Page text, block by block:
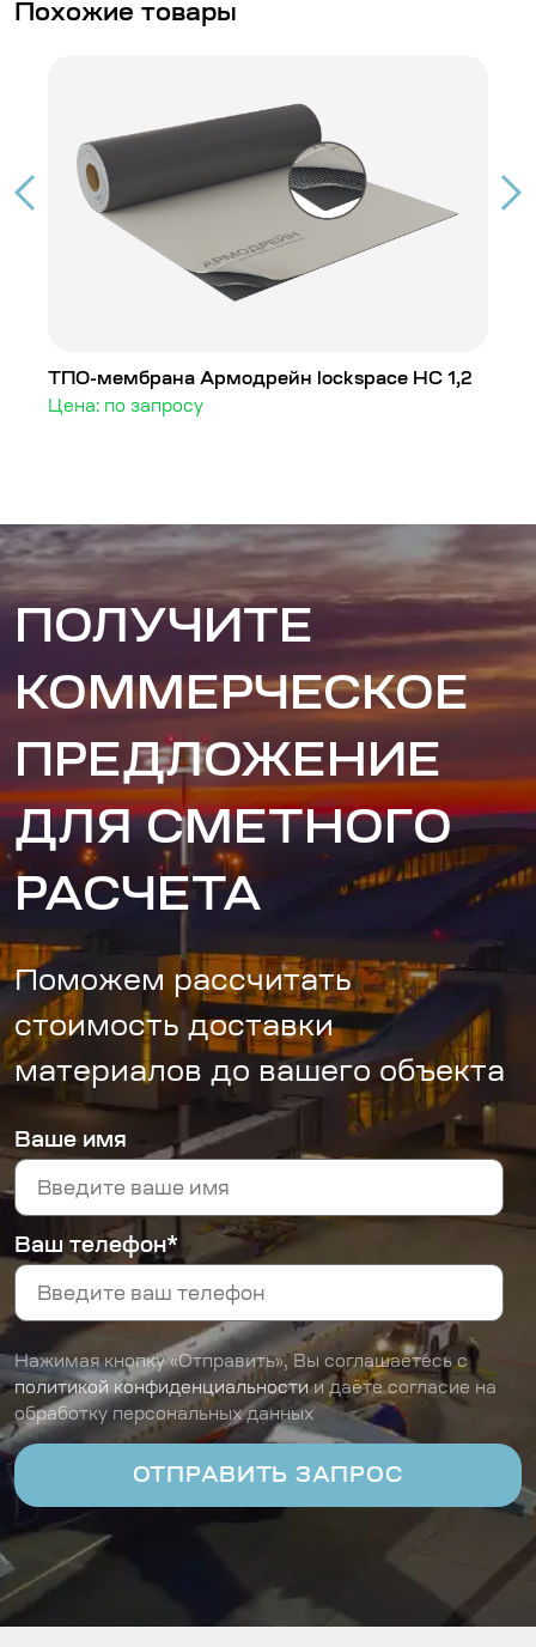
Похожие товары
ТПО-мембрана Армодрейн lockspace HC 1,2
Цена: по запросу
ПОЛУЧИТЕ
КОММЕРЧЕСКОЕ
ПРЕДЛОЖЕНИЕ
ДЛЯ СМЕТНОГО
РАСЧЕТА
Поможем рассчитать
стоимость доставки
материалов до вашего объекта
Ваше имя
Ваш телефон*
Нажимая кнопку «Отправить», Вы соглашаетесь с
политикой конфиденциальностии даёте согласие на
обработку персональных данных